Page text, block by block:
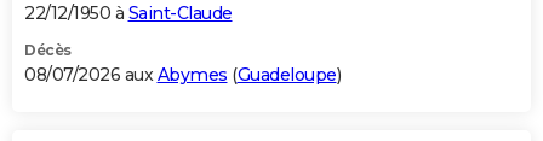
GUIDES D'ACHAT
BONS PLANS
22/12/1950 à Saint-Claude
Décès
08/07/2026 auxAbymes (Guadeloupe)